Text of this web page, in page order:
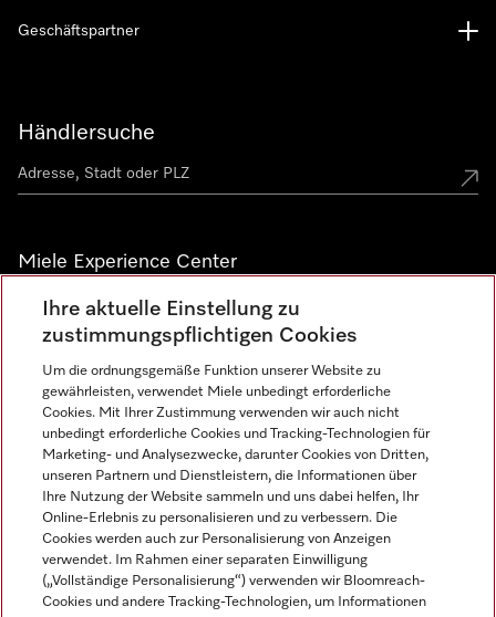
Händlersuche
Miele Experience Center
Alle Miele Experience Center anzeigen
Newsletter
Geschäftspartner
Miele auf Instagram
Miele auf Facebook
Miele auf Youtube
Ihre aktuelle Einstellung zu
zustimmungspflichtigen Cookies
Um die ordnungsgemäße Funktion unserer Website zu
gewährleisten, verwendet Miele unbedingt erforderliche
Cookies. Mit Ihrer Zustimmung verwenden wir auch nicht
unbedingt erforderliche Cookies und Tracking-Technologien für
Marketing- und Analysezwecke, darunter Cookies von Dritten,
unseren Partnern und Dienstleistern, die Informationen über
Ihre Nutzung der Website sammeln und uns dabei helfen, Ihr
Online-Erlebnis zu personalisieren und zu verbessern. Die
Cookies werden auch zur Personalisierung von Anzeigen
verwendet. Im Rahmen einer separaten Einwilligung
(„Vollständige Personalisierung“) verwenden wir Bloomreach-
Cookies und andere Tracking-Technologien, um Informationen